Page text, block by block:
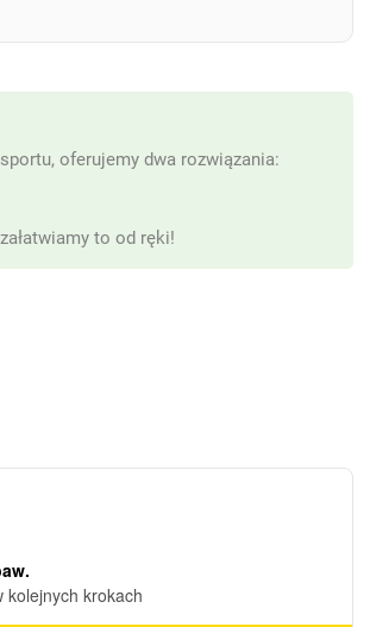
oferujemy dwa rozwiązania:
to od ręki!